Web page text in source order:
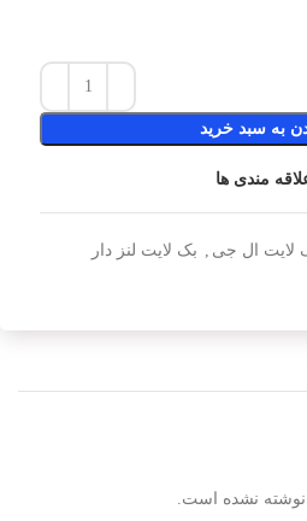
به سبد خرید
مندی ها
لایت ال جی , بک لایت لنز دار
نوشته نشده است.